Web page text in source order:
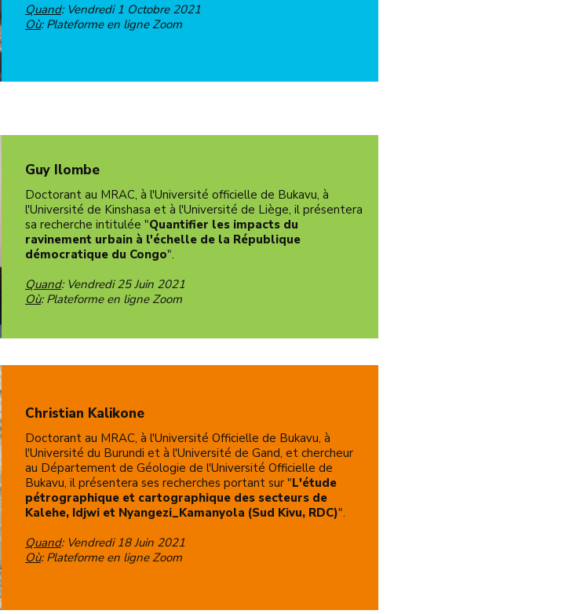
Quand: Vendredi 1 Octobre 2021
Où: Plateforme en ligne Zoom
Guy Ilombe
Doctorant au MRAC, à l'Université officielle de Bukavu, à
l'Université de Kinshasa et à l'Université de Liège, il présentera
sa recherche intitulée "Quantifier les impacts du
ravinement urbain à l'échelle de la République
démocratique du Congo".
Quand: Vendredi 25 Juin 2021
Où: Plateforme en ligne Zoom
Christian Kalikone
Doctorant au MRAC, à l'Université Officielle de Bukavu, à
l'Université du Burundi et à l'Université de Gand, et chercheur
au Département de Géologie de l'Université Officielle de
Bukavu, il présentera ses recherches portant sur "L'étude
pétrographique et cartographique des secteurs de
Kalehe, Idjwi et Nyangezi_Kamanyola (Sud Kivu, RDC)".
Quand: Vendredi 18 Juin 2021
Où: Plateforme en ligne Zoom